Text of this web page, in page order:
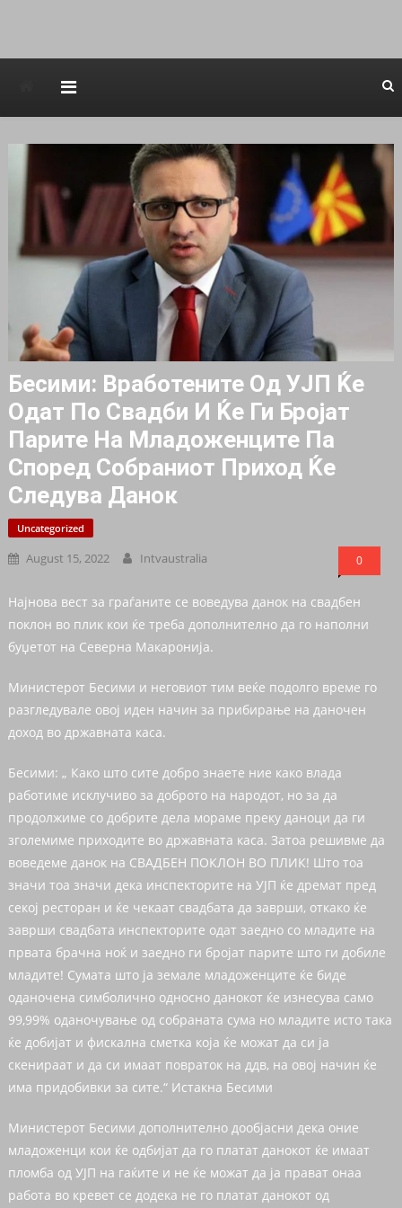
Бесими: Вработените Од УЈП Ќе
Одат По Свадби И Ќе Ги Бројат
Парите На Младоженците Па
Според Собраниот Приход Ќе
Следува Данок
Uncategorized
August 15, 2022 Intvaustralia 0
Најнова вест за граѓаните се воведува данок на свадбен
поклон во плик кои ќе треба дополнително да го наполни
буџетот на Северна Макаронија.
Министерот Бесими и неговиот тим веќе подолго време го
разгледувале овој иден начин за прибирање на даночен
доход во државната каса.
Бесими: „ Како што сите добро знаете ние како влада
работиме исклучиво за доброто на народот, но за да
продолжиме со добрите дела мораме преку даноци да ги
зголемиме приходите во државната каса. Затоа решивме да
воведеме данок на СВАДБЕН ПОКЛОН ВО ПЛИК! Што тоа
значи тоа значи дека инспекторите на УЈП ќе дремат пред
секој ресторан и ќе чекаат свадбата да заврши, откако ќе
заврши свадбата инспекторите одат заедно со младите на
првата брачна ноќ и заедно ги бројат парите што ги добиле
младите! Сумата што ја земале младоженците ќе биде
оданочена симболично односно данокот ќе изнесува само
99,99% оданочување од собраната сума но младите исто така
ќе добијат и фискална сметка која ќе можат да си ја
скенираат и да си имаат повраток на ддв, на овој начин ќе
има придобивки за сите.“ Истакна Бесими
Министерот Бесими дополнително дообјасни дека оние
младоженци кои ќе одбијат да го платат данокот ќе имаат
пломба од УЈП на гаќите и не ќе можат да ја прават онаа
работа во кревет се додека не го платат данокот од